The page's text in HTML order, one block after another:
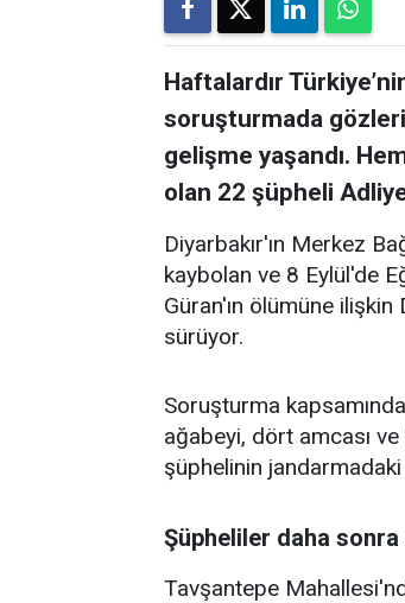
Haftalardır
soruşturmada
gelişme yaşandı.
olan 22 şüpheli
Diyarbakır'ın Merkez
kaybolan ve 8 Eylül'de
Güran'ın ölümüne ilişkin
sürüyor.
Soruşturma
ağabeyi, dört amcası
şüphelinin
Şüpheliler daha
Tavşantepe